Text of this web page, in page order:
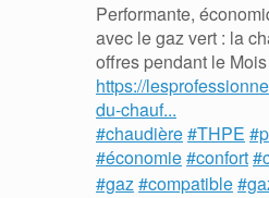
Performante,
avec le gaz vert : la
offres pendant le
https://
du-chauf...
#chaudière#THPE
#économie#confort
#gaz#compatible